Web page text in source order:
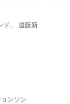
ド、 遠藤新
ンソン